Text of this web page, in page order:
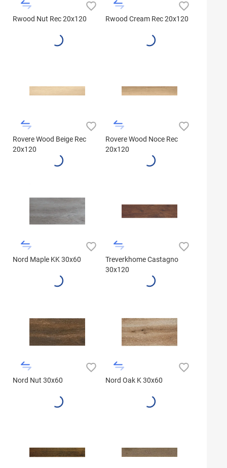
Rwood Nut Rec 20x120 Rwood Cream Rec 20x120
Rovere Wood Beige Rec
20x120
Rovere Wood Noce Rec
20x120
Nord Maple KK 30x60
Treverkhome Castagno
30x120
Nord Nut 30x60 Nord Oak K 30x60